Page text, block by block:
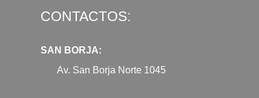
CONTACTOS:
SAN BORJA:
Av. San Borja Norte 1045